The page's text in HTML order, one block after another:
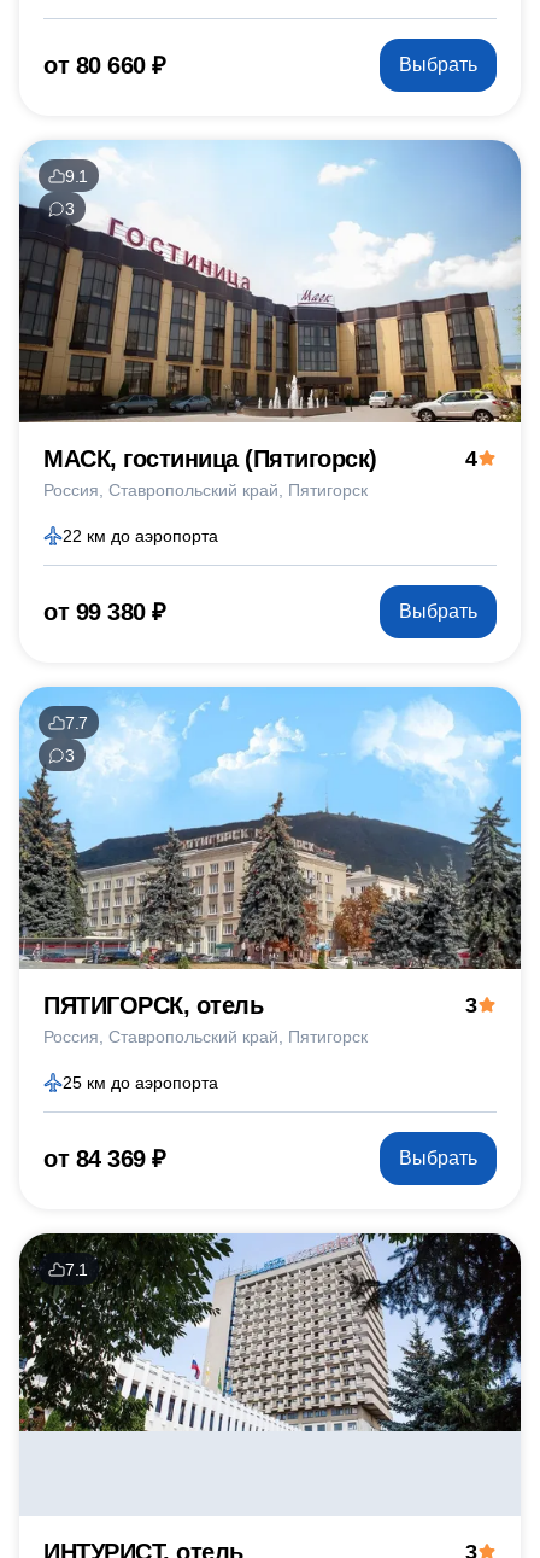
от 80 660 ₽ Выбрать
9.1
3
МАСК, гостиница (Пятигорск)
Россия Ставропольский край Пятигорск
4
22 км до аэропорта
от 99 380 ₽ Выбрать
7.7
3
ПЯТИГОРСК, отель
Россия Ставропольский край Пятигорск
3
25 км до аэропорта
от 84 369 ₽ Выбрать
7.1
ИНТУРИСТ, отель 3